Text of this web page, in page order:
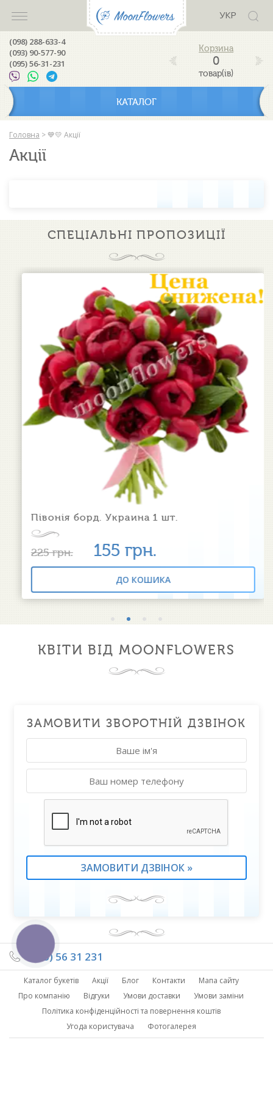
УКР
(098) 288-633-4
(093) 90-577-90
(095) 56-31-231
0
товар(ів)
КАТАЛОГ
Головна > 💙💛 Акції
Акції
СПЕЦІАЛЬНІ ПРОПОЗИЦІЇ
Півонія борд. Украина 1 шт.
225грн. 155грн.
ДО КОШИКА
КВІТИ ВІД MOONFLOWERS
ЗАМОВИТИ ЗВОРОТНІЙ ДЗВІНОК
(095) 56 31 231
Каталог букетів Акції Блог Контакти
Мапа сайту
Про компанію
Відгуки Умови доставки
Умови заміни
Політика конфіденційності та повернення коштів
Угода користувача
Фотогалерея